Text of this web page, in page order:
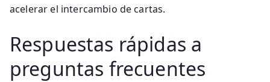
acelerar el intercambio de cartas.
Respuestas rápidas a
preguntas frecuentes